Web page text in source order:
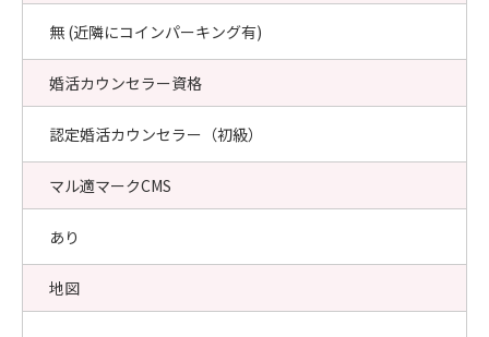
無 (近隣にコインパーキング有)
婚活カウンセラー資格
認定婚活カウンセラー（初級）
マル適マークCMS
あり
地図